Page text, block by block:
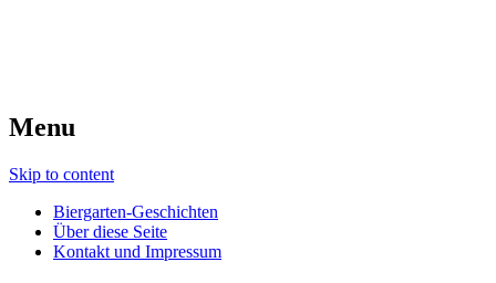
Menu
Skip to content
Biergarten-Geschichten
Über diese Seite
Kontakt und Impressum